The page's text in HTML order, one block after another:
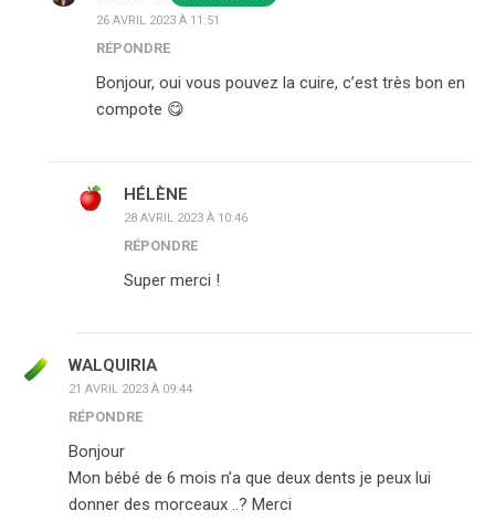
26 AVRIL 2023 À 11:51
RÉPONDRE
Bonjour, oui vous pouvez la cuire, c’est très bon en
compote 😋
HÉLÈNE
28 AVRIL 2023 À 10:46
RÉPONDRE
Super merci !
WALQUIRIA
21 AVRIL 2023 À 09:44
RÉPONDRE
Bonjour
Mon bébé de 6 mois n’a que deux dents je peux lui
donner des morceaux ..? Merci